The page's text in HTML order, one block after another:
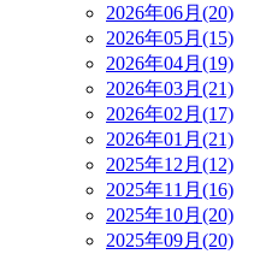
2026年06月(20)
2026年05月(15)
2026年04月(19)
2026年03月(21)
2026年02月(17)
2026年01月(21)
2025年12月(12)
2025年11月(16)
2025年10月(20)
2025年09月(20)